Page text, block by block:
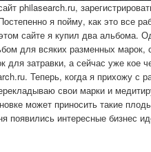
philasearch.ru,
я пойму, как это все
сайте я купил два альбома.
для всяких разменных
для затравки, а сейчас уже кое
Теперь, когда я прихожу с
свои марки и
может приносить такие
появились интересные бизнес